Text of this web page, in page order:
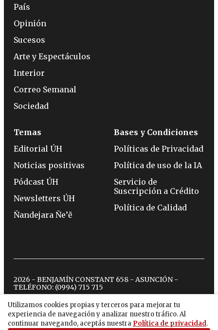
Utilizamos cookies propias y terceros para mejorar tu
experiencia de navegación y analizar nuestro tráfico. Al
continuar navegando, aceptás nuestra Política de privacidad.
País
Opinión
Sucesos
Arte y Espectáculos
Interior
Correo Semanal
Sociedad
Temas
Editorial ÚH
Noticias positivas
Pódcast ÚH
Newsletters ÚH
Ñandejara Ñe’ẽ
Bases y Condiciones
Políticas de Privacidad
Política de uso de la IA
Servicio de
Suscripción a Crédito
Política de Calidad
2026 - BENJAMÍN CONSTANT 658 - ASUNCIÓN -
TELÉFONO: (0994) 715 715
twitterinstagram
facebook
tiktokyoutubespotify